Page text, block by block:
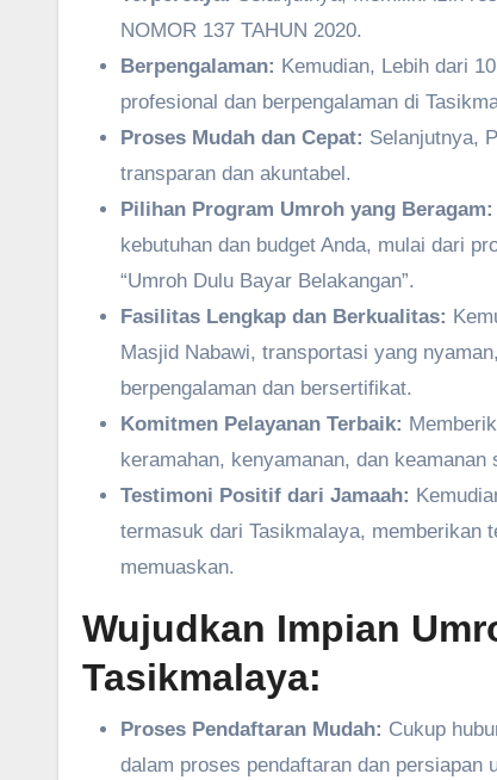
NOMOR 137 TAHUN 2020.
Berpengalaman: Kemudian, Lebih dari
profesional dan berpengalaman di
Proses Mudah dan Cepat: Selanjutnya,
transparan dan akuntabel.
Pilihan Program Umroh yang Beragam:
kebutuhan dan budget Anda, mulai dari
“Umroh Dulu Bayar Belakangan”.
Fasilitas Lengkap dan Berkualitas:
Masjid Nabawi, transportasi yang
berpengalaman dan bersertifikat.
Komitmen Pelayanan Terbaik:
keramahan, kenyamanan, dan keamanan
Testimoni Positif dari Jamaah:
termasuk dari Tasikmalaya, memberikan
memuaskan.
Wujudkan Impian
Tasikmalaya:
Proses Pendaftaran Mudah: Cukup
dalam proses pendaftaran dan persiapan